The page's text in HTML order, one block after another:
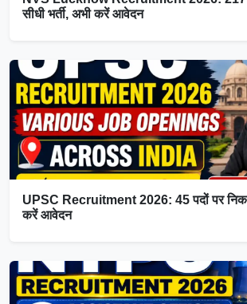
सीधी भर्ती, अभी करें आवेदन
UPSC Recruitment 2026: 45 पदों पर
करें आवेदन